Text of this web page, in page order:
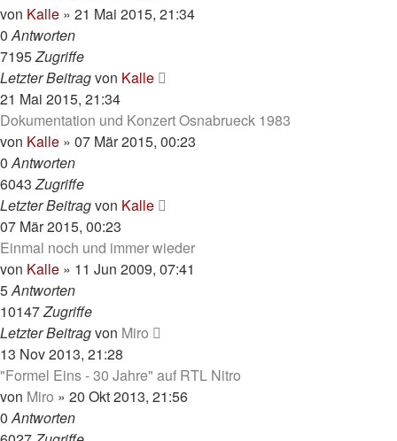
von Kalle » 21 Mai 2015, 21:34
0Antworten
7195Zugriffe
Letzter Beitragvon Kalle
21 Mai 2015, 21:34
Dokumentation und Konzert Osnabrueck 1983
von Kalle » 07 Mär 2015, 00:23
0Antworten
6043Zugriffe
Letzter Beitragvon Kalle
07 Mär 2015, 00:23
Einmal noch und immer wieder
von Kalle » 11 Jun 2009, 07:41
5Antworten
10147Zugriffe
Letzter Beitragvon Miro
13 Nov 2013, 21:28
"Formel Eins - 30 Jahre" auf RTL Nitro
von Miro » 20 Okt 2013, 21:56
0Antworten